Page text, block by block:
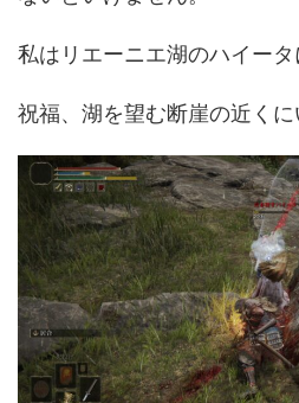
私はリエーニエ湖のハイータ
祝福、湖を望む断崖の近くに